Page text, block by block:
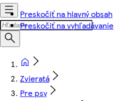
Preskočiť na hlavný obsah
Preskočiť na vyhľadávanie
Zvieratá
Pre psy